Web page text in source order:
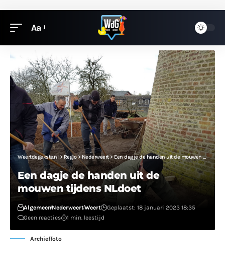
Aa
Weertdegekste.nl> Regio> Nederweert>Een dagje de handen uit de mouwen tijdens NLdoet
Een dagje de handen uit de
mouwen tijdens NLdoet
AlgemeenNederweertWeert
Geplaatst: 18 januari 2023 18:35
Geen reacties
1 min. leestijd
Archieffoto